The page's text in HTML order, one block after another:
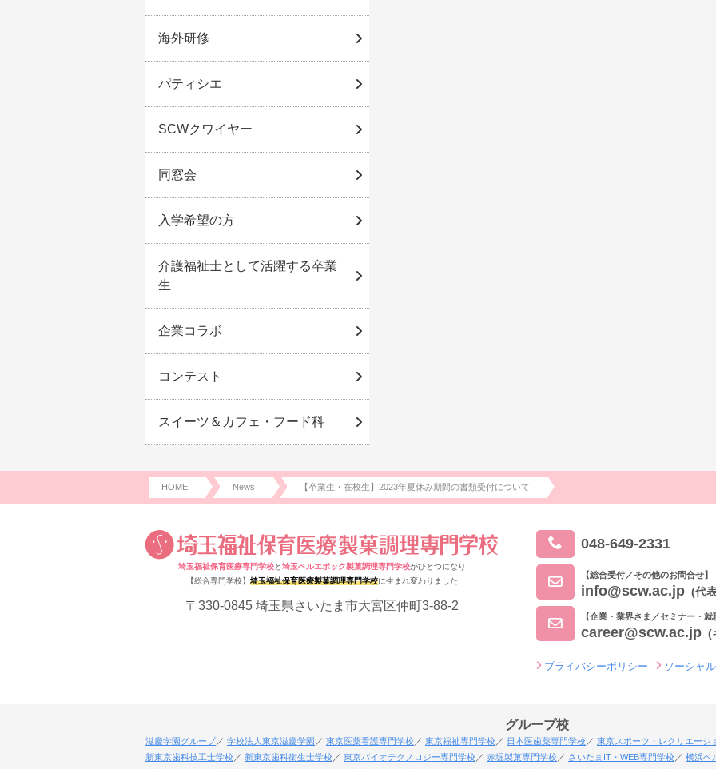
海外研修
パティシエ
SCWクワイヤー
同窓会
入学希望の方
介護福祉士として活躍する卒業
生
企業コラボ
コンテスト
スイーツ＆カフェ・フード科
HOME News 【卒業生・在校生】2023年夏休み期間の書類受付について
埼玉福祉保育医療専門学校と埼玉ベルエポック製菓調理専門学校がひとつになり
【総合専門学校】 埼玉福祉保育医療製菓調理専門学校に生まれ変わりました
〒330-0845 埼玉県さいたま市大宮区仲町3-88-2
048-649-2331
【総合受付／その他のお問合せ】
info@scw.ac.jp (代
【企業・業界さま／セミナー・
career@scw.ac.jp (
プライバシーポリシー ソーシャ
グループ校
滋慶学園グループ 学校法人東京滋慶学園 東京医薬看護専門学校 東京福祉専門学校 日本医歯薬専門学校
東京スポーツ・レクリエーシ
新東京歯科技工士学校
新東京歯科衛生士学校 東京バイオテクノロジー専門学校 赤堀製菓専門学校 さいたまIT・WEB専門学校
横浜ベ